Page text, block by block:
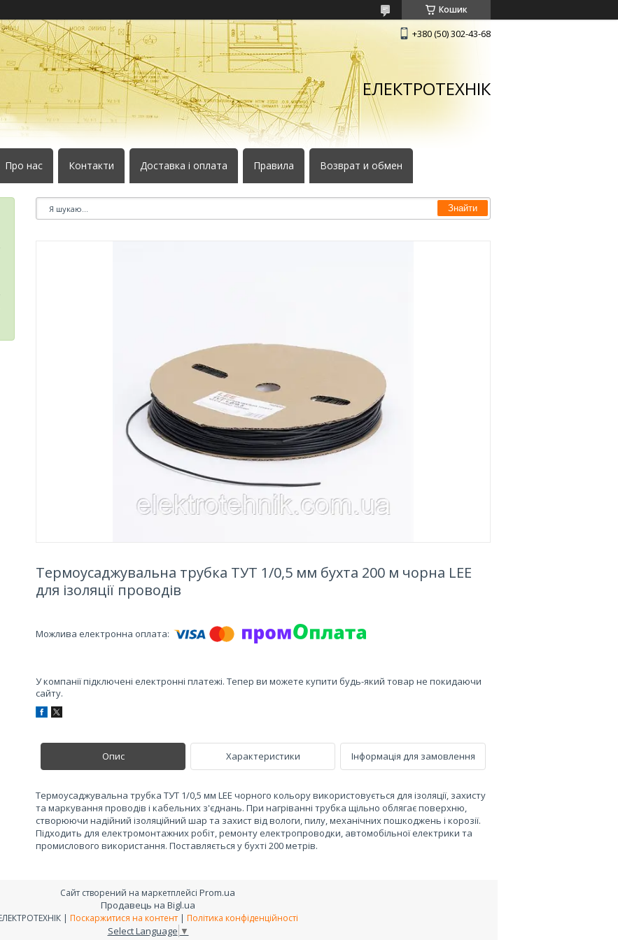
Кошик
+380 (50) 302-43-68
ЕЛЕКТРОТЕХНІК
Про нас Контакти Доставка і оплата Правила Возврат и обмен
Знайти
Термоусаджувальна трубка ТУТ 1/0,5 мм бухта 200 м чорна LEE
для ізоляції проводів
У компанії підключені електронні платежі. Тепер ви можете купити будь-який товар не покидаючи
сайту.
Опис Характеристики Інформація для замовлення
Термоусаджувальна трубка ТУТ 1/0,5 мм LEE чорного кольору використовується для ізоляції, захисту
та маркування проводів і кабельних з'єднань. При нагріванні трубка щільно облягає поверхню,
створюючи надійний ізоляційний шар та захист від вологи, пилу, механічних пошкоджень і корозії.
Підходить для електромонтажних робіт, ремонту електропроводки, автомобільної електрики та
промислового використання. Поставляється у бухті 200 метрів.
Сайт створений на маркетплейсі Prom.ua
Продавець на Bigl.ua
ЕЛЕКТРОТЕХНІК | Поскаржитися на контент | Політика конфіденційності
Select Language ▼